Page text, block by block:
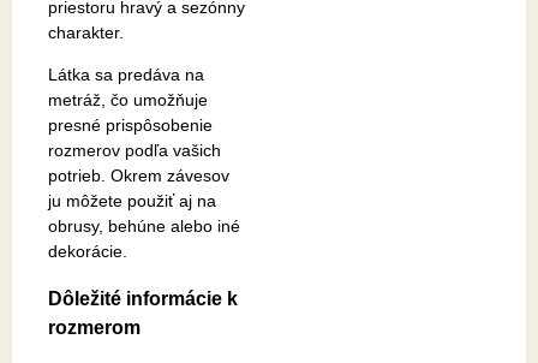
priestoru hravý a sezónny
charakter.
Látka sa predáva na
metráž, čo umožňuje
presné prispôsobenie
rozmerov podľa vašich
potrieb. Okrem závesov
ju môžete použiť aj na
obrusy, behúne alebo iné
dekorácie.
Dôležité informácie k
rozmerom